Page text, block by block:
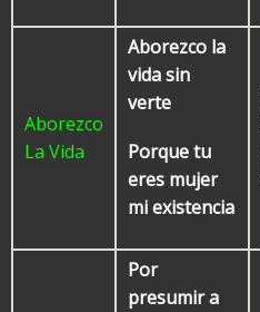
Aborezco
La Vida
Aborezco la
vida sin
verte
Porque tu
eres mujer
mi existencia
Por
presumir a